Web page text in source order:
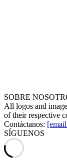
SOBRE
All logos and
of their respective
Contáctanos:
SÍGUENOS